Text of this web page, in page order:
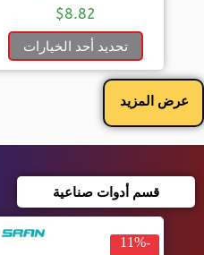
$8.82
تحديد أحد الخيارات
عرض المزيد
قسم أدوات صناعية
-11%